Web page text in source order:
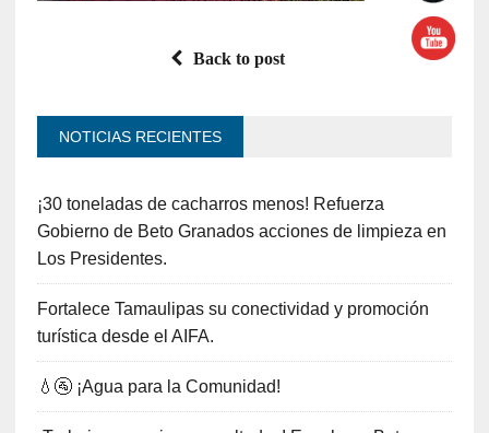
Back to post
NOTICIAS RECIENTES
¡30 toneladas de cacharros menos! Refuerza
Gobierno de Beto Granados acciones de limpieza en
Los Presidentes.
Fortalece Tamaulipas su conectividad y promoción
turística desde el AIFA.
💧🚰 ¡Agua para la Comunidad!